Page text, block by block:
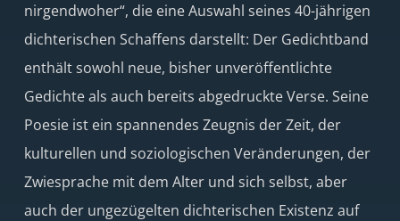
nirgendwoher“, die eine Auswahl seines 40-jährigen
dichterischen Schaffens darstellt: Der Gedichtband
enthält sowohl neue, bisher unveröffentlichte
Gedichte als auch bereits abgedruckte Verse. Seine
Poesie ist ein spannendes Zeugnis der Zeit, der
kulturellen und soziologischen Veränderungen, der
Zwiesprache mit dem Alter und sich selbst, aber
auch der ungezügelten dichterischen Existenz auf